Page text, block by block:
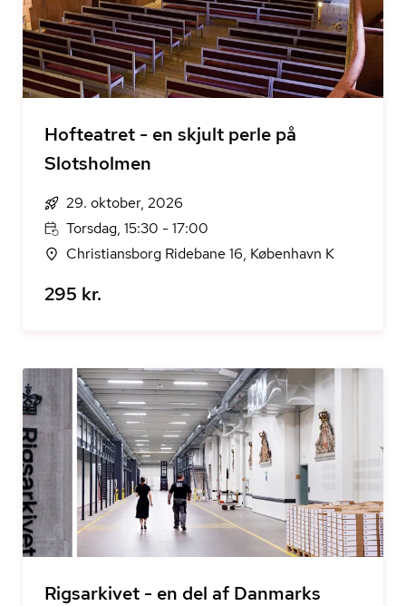
Hofteatret - en skjult perle på
Slotsholmen
29. oktober, 2026
Torsdag, 15:30 - 17:00
Christiansborg Ridebane 16, København K
295 kr.
Rigsarkivet - en del af Danmarks